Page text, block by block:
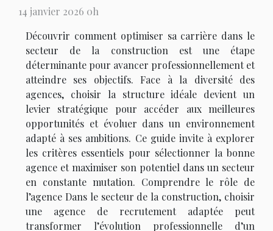
14 janvier 2026 0h
Découvrir comment optimiser sa carrière dans le
secteur de la construction est une étape
déterminante pour avancer professionnellement et
atteindre ses objectifs. Face à la diversité des
agences, choisir la structure idéale devient un
levier stratégique pour accéder aux meilleures
opportunités et évoluer dans un environnement
adapté à ses ambitions. Ce guide invite à explorer
les critères essentiels pour sélectionner la bonne
agence et maximiser son potentiel dans un secteur
en constante mutation. Comprendre le rôle de
l’agence Dans le secteur de la construction, choisir
une agence de recrutement adaptée peut
transformer l’évolution professionnelle d’un